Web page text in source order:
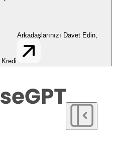
Arkadaşlarınızı Davet Edin,
Kredi